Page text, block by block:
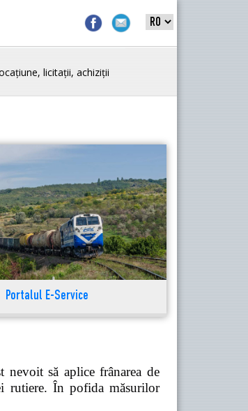
licitații, achiziții
Portalul E-Service
să aplice frânarea de
rutiere. În pofida măsurilor